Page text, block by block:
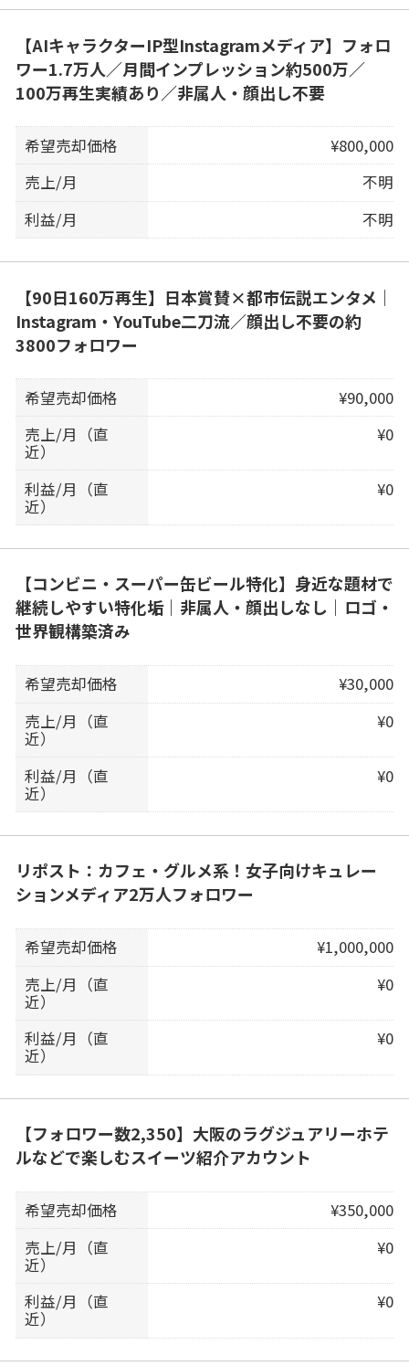
【AIキャラクターIP型Instagramメディア】フォロ
ワー1.7万人／月間インプレッション約500万／
100万再生実績あり／非属人・顔出し不要
希望売却価格
¥800,000
売上/月
不明
利益/月
不明
【90日160万再生】日本賞賛×都市伝説エンタメ｜
Instagram・YouTube二刀流／顔出し不要の約
3800フォロワー
希望売却価格
¥90,000
売上/月（直
近）
¥0
利益/月（直
近）
¥0
【コンビニ・スーパー缶ビール特化】身近な題材で
継続しやすい特化垢｜非属人・顔出しなし｜ロゴ・
世界観構築済み
希望売却価格
¥30,000
売上/月（直
近）
¥0
利益/月（直
近）
¥0
リポスト：カフェ・グルメ系！女子向けキュレー
ションメディア2万人フォロワー
希望売却価格
¥1,000,000
売上/月（直
近）
¥0
利益/月（直
近）
¥0
【フォロワー数2,350】大阪のラグジュアリーホテ
ルなどで楽しむスイーツ紹介アカウント
希望売却価格
¥350,000
売上/月（直
近）
¥0
利益/月（直
近）
¥0